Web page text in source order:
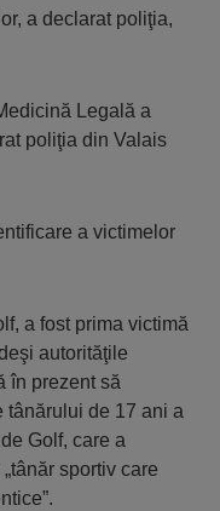
a declarat poliţia,
Legală a
poliţia din Valais
a victimelor
a fost prima victimă
autorităţile
în prezent să
tânărului de 17 ani a
Golf, care a
sportiv care